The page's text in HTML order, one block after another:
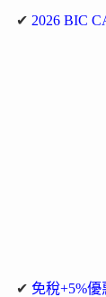
✔ 2026 BIC
✔ 免稅+5%